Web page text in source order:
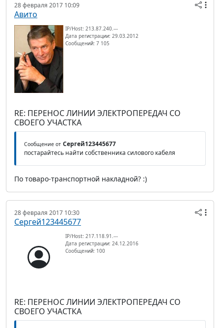
28 февраля 2017 10:09
Авито
IP/Host: 213.87.240.---
Дата регистрации: 29.03.2012
Сообщений: 7 105
RE: ПЕРЕНОС ЛИНИИ ЭЛЕКТРОПЕРЕДАЧ СО
СВОЕГО УЧАСТКА
Сообщение от Сергей123445677
постарайтесь найти собственника силового кабеля
По товаро-транспортной накладной? :)
28 февраля 2017 10:30
Сергей123445677
IP/Host: 217.118.91.---
Дата регистрации: 24.12.2016
Сообщений: 100
RE: ПЕРЕНОС ЛИНИИ ЭЛЕКТРОПЕРЕДАЧ СО
СВОЕГО УЧАСТКА